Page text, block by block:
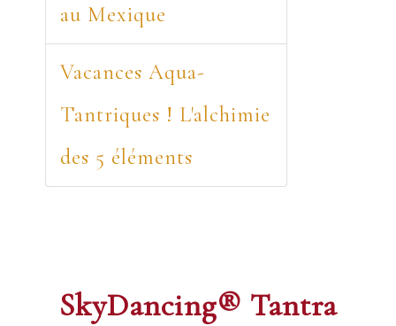
au Mexique
Vacances Aqua-
Tantriques ! L'alchimie
des 5 éléments
SkyDancing® Tantra